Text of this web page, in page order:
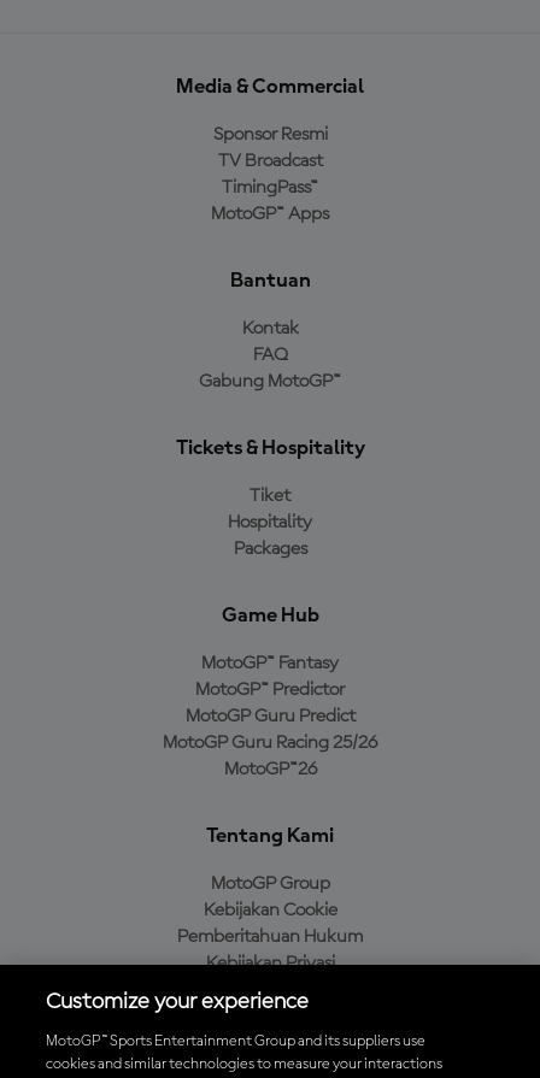
Media & Commercial
Sponsor Resmi
TV Broadcast
TimingPass™
MotoGP™ Apps
Bantuan
Kontak
FAQ
Gabung MotoGP™
Tickets & Hospitality
Tiket
Hospitality
Packages
Game Hub
MotoGP™ Fantasy
MotoGP™ Predictor
MotoGP Guru Predict
MotoGP Guru Racing 25/26
MotoGP™26
Tentang Kami
MotoGP Group
Kebijakan Cookie
Pemberitahuan Hukum
Kebijakan Privasi
Kebijakan Pembelian
Customize your experience
MotoGP™ Sports Entertainment Group and its suppliers use
cookies and similar technologies to measure your interactions